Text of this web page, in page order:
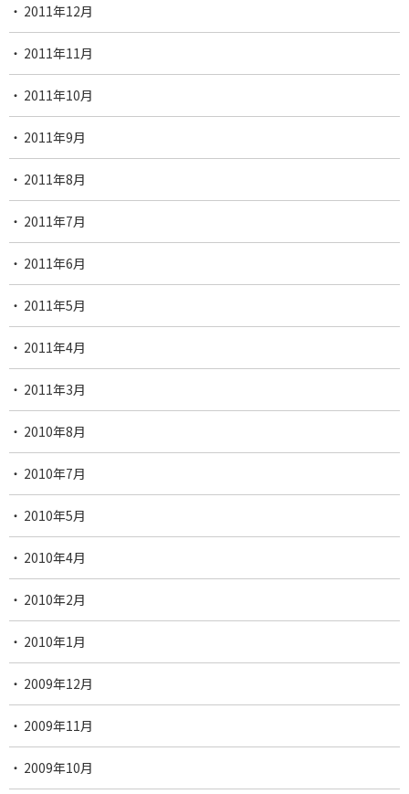
2011年12月
2011年11月
2011年10月
2011年9月
2011年8月
2011年7月
2011年6月
2011年5月
2011年4月
2011年3月
2010年8月
2010年7月
2010年5月
2010年4月
2010年2月
2010年1月
2009年12月
2009年11月
2009年10月